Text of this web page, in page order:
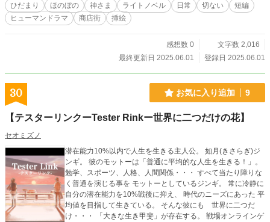
ひだまり ほのぼの 神さま ライトノベル 日常 切ない
短編
ヒューマンドラマ
商店街 挿絵
感想数 0
文字数 2,016
最終更新日 2025.06.01
登録日 2025.06.01
30 お気に入り追加 9
【テスターリンクーTester Rinkー世界に二つだけの花】
セオミズノ
潜在能力10%以内で人生を生きる主人公。 如月(きさらぎ)ジ
ンギ。 彼のモットーは「普通に平均的な人生を生きる！」。
勉学、スポーツ、人格、人間関係・・・ すべて当たり障りな
く普通を演じる事を モットーとしているジンギ。 常に冷静に
自分の潜在能力を10%戦後に抑え、 時代のニーズにあった 平
均値を目指して生きている。 そんな彼にも 世界に二つだ
け・・・ 「大きな生き甲斐」が存在する。 戦場オンラインゲ